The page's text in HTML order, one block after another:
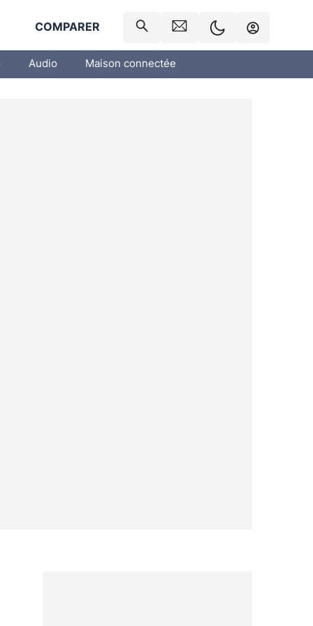
COMPARER
Audio Maison connectée